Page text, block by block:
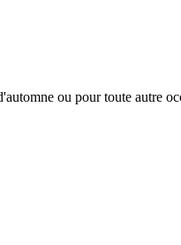
ou pour toute autre